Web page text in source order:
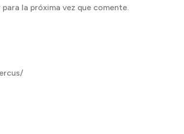
la próxima vez que comente.